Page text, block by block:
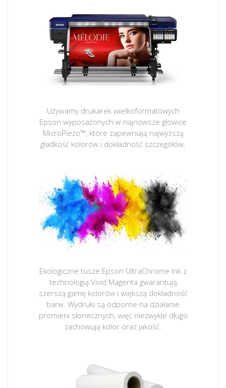
Używamy drukarek wielkoformatowych
Epson wyposażonych w najnowsze głowice
MicroPiezo™, które zapewniają najwyższą
gładkość kolorów i dokładność szczegółów.
Ekologiczne tusze Epson UltraChrome Ink z
technologią Vivid Magenta gwarantują
szerszą gamę kolorów i większą dokładność
barw. Wydruki są odporne na działanie
promieni słonecznych, więc niezwykle długo
zachowują kolor oraz jakość.